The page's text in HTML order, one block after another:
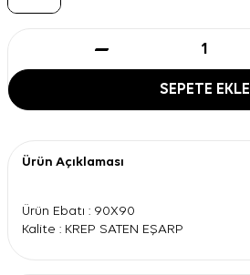
SEPETE EKLE
Ürün Açıklaması
Ürün Ebatı : 90X90
Kalite : KREP SATEN EŞARP